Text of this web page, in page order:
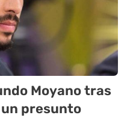
Moyano tras
presunto